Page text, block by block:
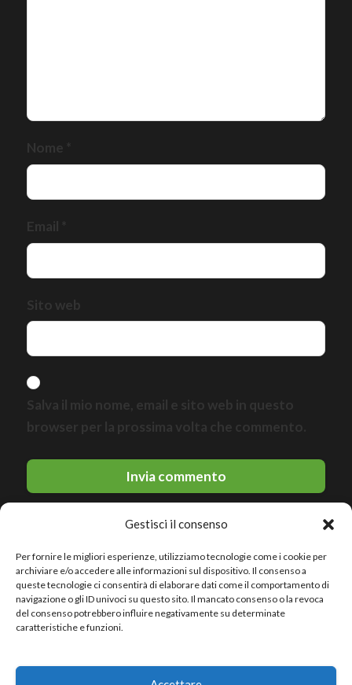
Gestisci il consenso
Per fornire le migliori esperienze, utilizziamo tecnologie come i cookie per
archiviare e/o accedere alle informazioni sul dispositivo. Il consenso a
queste tecnologie ci consentirà di elaborare dati come il comportamento di
navigazione o gli ID univoci su questo sito. Il mancato consenso o la revoca
del consenso potrebbero influire negativamente su determinate
caratteristiche e funzioni.
Nome
Sito web
Salva il mio nome, email e sito web in questo
browser per la prossima volta che commento.
© 2026 Le migliori discoteche · All rights reserved